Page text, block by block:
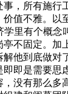
事，所有施行
值不雅。以
里有个概念
不固定。加
他到底做对
即即是需要思
没有那么多